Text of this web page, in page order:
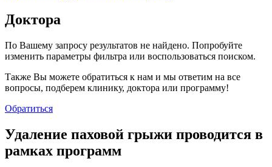
Доктора
По Вашему запросу результатов не найдено. Попробуйте
изменить параметры фильтра или воспользоваться поиском.
Также Вы можете обратиться к нам и мы ответим на все
вопросы, подберем клинику, доктора или программу!
Обратиться
Удаление паховой грыжи проводится в
рамках программ